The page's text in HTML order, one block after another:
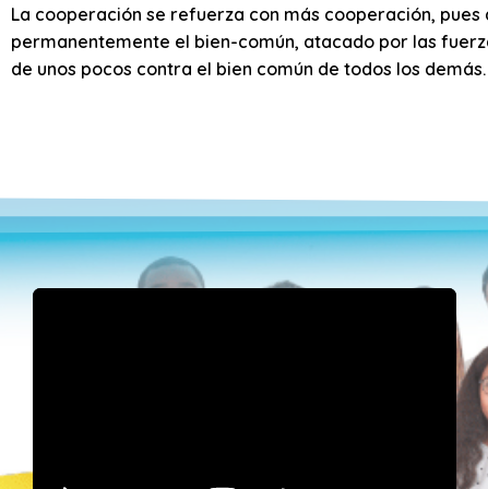
La cooperación se refuerza con más cooperación,
permanentemente el bien-común, atacado por las
de unos pocos contra el bien común de todos los demás.